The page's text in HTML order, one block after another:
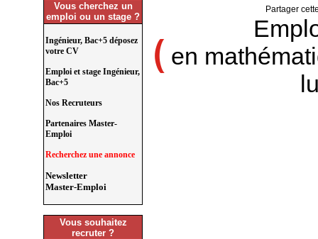
Vous cherchez un
emploi ou un stage ?
Ingénieur, Bac+5 déposez
votre CV
Emploi et stage Ingénieur,
Bac+5
Nos Recruteurs
Partenaires Master-
Emploi
Recherchez une annonce
Newsletter
Master-Emploi
Vous souhaitez
recruter ?
Partager
en